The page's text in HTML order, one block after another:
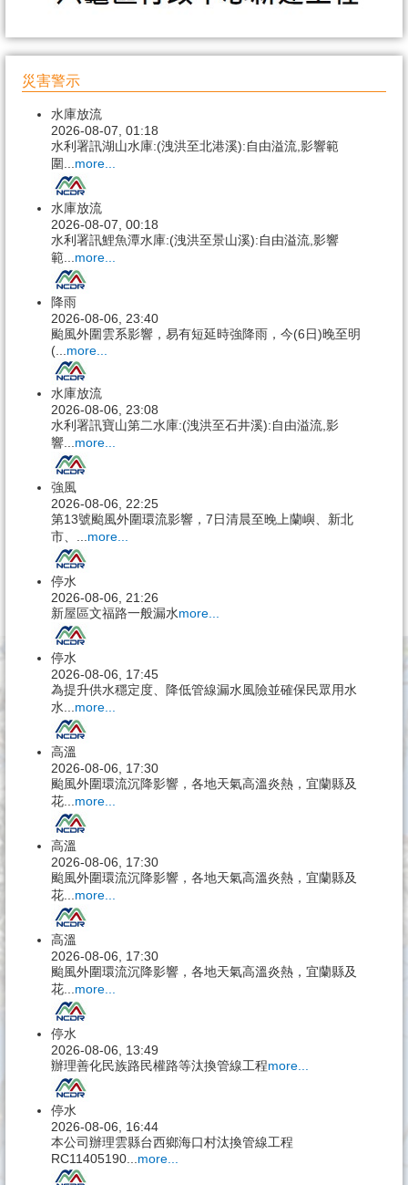
災害警示
水庫放流
2026-08-07, 01:18
水利署訊湖山水庫:(洩洪至北港溪):自由溢流,影響範
圍... more...
水庫放流
2026-08-07, 00:18
水利署訊鯉魚潭水庫:(洩洪至景山溪):自由溢流,影響
範... more...
降雨
2026-08-06, 23:40
颱風外圍雲系影響，易有短延時強降雨，今(6日)晚至明
(... more...
水庫放流
2026-08-06, 23:08
水利署訊寶山第二水庫:(洩洪至石井溪):自由溢流,影
響... more...
強風
2026-08-06, 22:25
第13號颱風外圍環流影響，7日清晨至晚上蘭嶼、新北
市、... more...
停水
2026-08-06, 21:26
新屋區文福路一般漏水more...
停水
2026-08-06, 17:45
為提升供水穩定度、降低管線漏水風險並確保民眾用水
水... more...
高溫
2026-08-06, 17:30
颱風外圍環流沉降影響，各地天氣高溫炎熱，宜蘭縣及
花... more...
高溫
2026-08-06, 17:30
颱風外圍環流沉降影響，各地天氣高溫炎熱，宜蘭縣及
花... more...
高溫
2026-08-06, 17:30
颱風外圍環流沉降影響，各地天氣高溫炎熱，宜蘭縣及
花... more...
停水
2026-08-06, 13:49
辦理善化民族路民權路等汰換管線工程more...
停水
2026-08-06, 16:44
本公司辦理雲縣台西鄉海口村汰換管線工程
RC11405190... more...